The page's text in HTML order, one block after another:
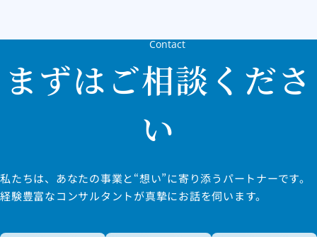
Contact
まずはご相談くださ
い
私たちは、あなたの事業と“想い”に寄り添うパートナーです。
経験豊富なコンサルタントが真摯にお話を伺います。